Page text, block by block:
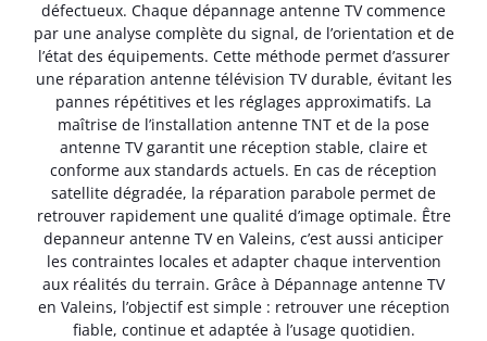
défectueux. Chaque dépannage antenne TV commence
par une analyse complète du signal, de l’orientation et de
l’état des équipements. Cette méthode permet d’assurer
une réparation antenne télévision TV durable, évitant les
pannes répétitives et les réglages approximatifs. La
maîtrise de l’installation antenne TNT et de la pose
antenne TV garantit une réception stable, claire et
conforme aux standards actuels. En cas de réception
satellite dégradée, la réparation parabole permet de
retrouver rapidement une qualité d’image optimale. Être
depanneur antenne TV en Valeins, c’est aussi anticiper
les contraintes locales et adapter chaque intervention
aux réalités du terrain. Grâce à Dépannage antenne TV
en Valeins, l’objectif est simple : retrouver une réception
fiable, continue et adaptée à l’usage quotidien.